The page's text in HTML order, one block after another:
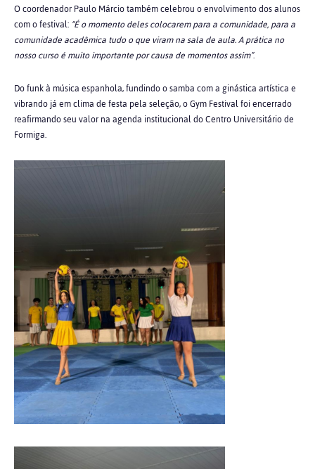
O coordenador Paulo Márcio também celebrou o envolvimento dos alunos
com o festival: “É o momento deles colocarem para a comunidade, para a
comunidade acadêmica tudo o que viram na sala de aula. A prática no
nosso curso é muito importante por causa de momentos assim”.
Do funk à música espanhola, fundindo o samba com a ginástica artística e
vibrando já em clima de festa pela seleção, o Gym Festival foi encerrado
reafirmando seu valor na agenda institucional do Centro Universitário de
Formiga.